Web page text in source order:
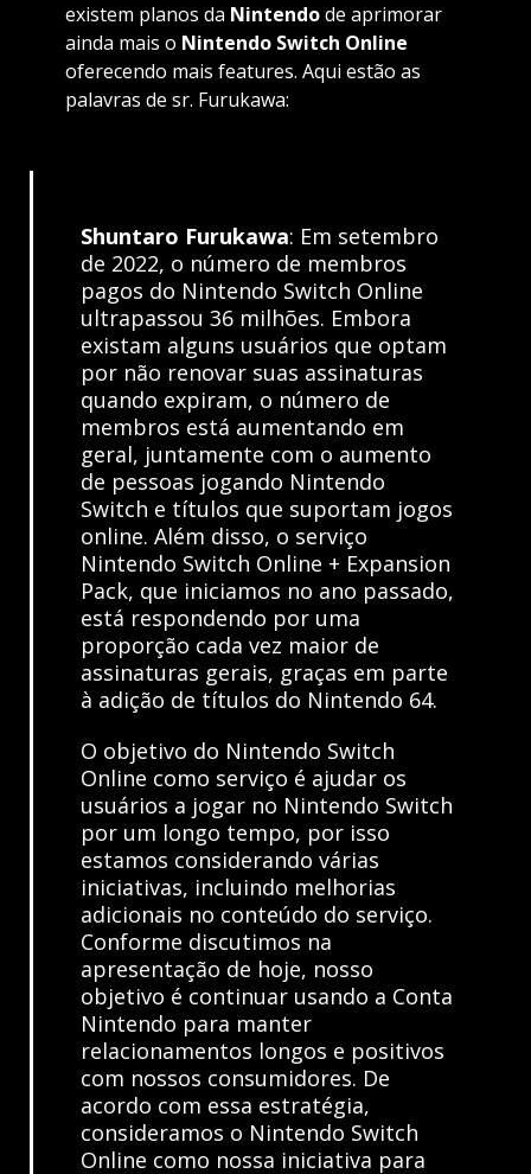
existem planos da Nintendode aprimorar
ainda mais o Nintendo Switch Online
oferecendo mais features. Aqui estão as
palavras de sr. Furukawa:
Shuntaro Furukawa: Em setembro
de 2022, o número de membros
pagos do Nintendo Switch Online
ultrapassou 36 milhões. Embora
existam alguns usuários que optam
por não renovar suas assinaturas
quando expiram, o número de
membros está aumentando em
geral, juntamente com o aumento
de pessoas jogando Nintendo
Switch e títulos que suportam jogos
online. Além disso, o serviço
Nintendo Switch Online + Expansion
Pack, que iniciamos no ano passado,
está respondendo por uma
proporção cada vez maior de
assinaturas gerais, graças em parte
à adição de títulos do Nintendo 64.
O objetivo do Nintendo Switch
Online como serviço é ajudar os
usuários a jogar no Nintendo Switch
por um longo tempo, por isso
estamos considerando várias
iniciativas, incluindo melhorias
adicionais no conteúdo do serviço.
Conforme discutimos na
apresentação de hoje, nosso
objetivo é continuar usando a Conta
Nintendo para manter
relacionamentos longos e positivos
com nossos consumidores. De
acordo com essa estratégia,
consideramos o Nintendo Switch
Online como nossa iniciativa para